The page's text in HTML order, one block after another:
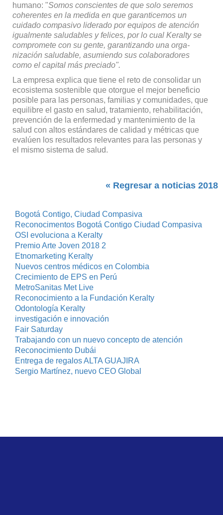
humano: "Somos conscientes de que solo seremos
coherentes en la medida en que garanticemos un
cuidado compasivo liderado por equipos de atención
igualmente saludables y felices, por lo cual Keralty se
compromete con su gente, garantizando una orga­
nización saludable, asumiendo sus colaboradores
como el capital más preciado".
La empresa explica que tiene el reto de consolidar un
ecosistema sostenible que otorgue el mejor beneficio
po­sible para las personas, familias y comunidades, que
equilibre el gasto en salud, tratamiento, rehabilitación,
prevención de la enfermedad y mantenimiento de la
salud con altos estándares de calidad y métricas que
evalúen los resultados relevantes para las personas y
el mismo sistema de salud.
« Regresar a noticias 2018
Bogotá Contigo, Ciudad Compasiva
Reconocimentos Bogotá Contigo Ciudad Compasiva
OSI evoluciona a Keralty
Premio Arte Joven 2018 2
Etnomarketing Keralty
Nuevos centros médicos en Colombia
Crecimiento de EPS en Perú
MetroSanitas Met Live
Reconocimiento a la Fundación Keralty
Odontología Keralty
investigación e innovación
Fair Saturday
Trabajando con un nuevo concepto de atención
Reconocimiento Dubái
Entrega de regalos ALTA GUAJIRA
Sergio Martínez, nuevo CEO Global